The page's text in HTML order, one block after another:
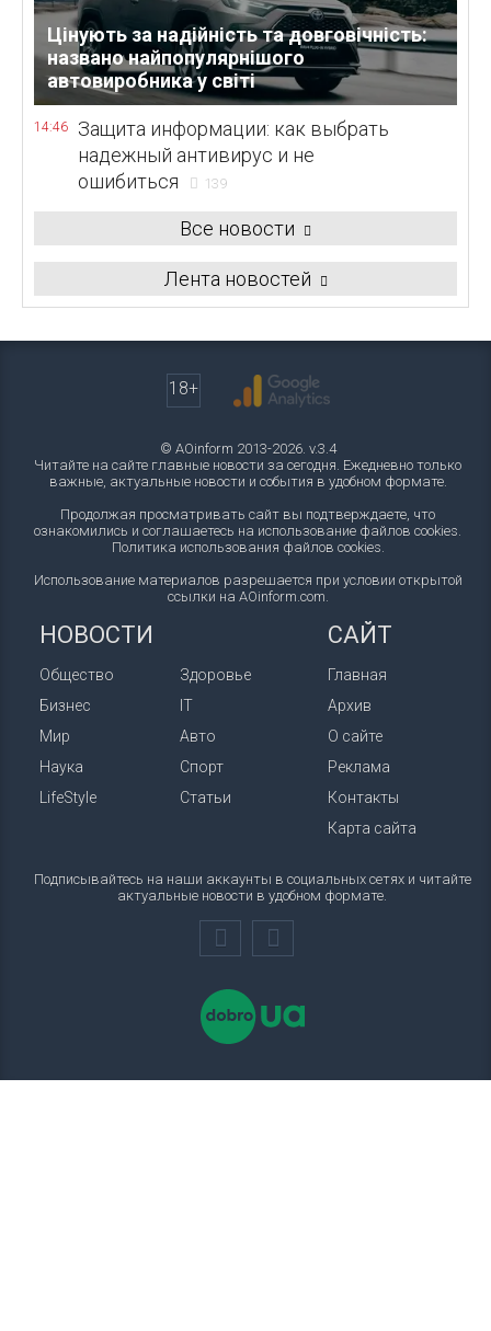
Цінують за надійність та довговічність:
названо найпопулярнішого
автовиробника у світі
14:46
Защита информации: как выбрать
надежный антивирус и не
ошибиться
139
Все новости
Лента новостей
18+
© AOinform 2013-2026. v.3.4
Читайте на сайте главные новости за сегодня. Ежедневно только
важные, актуальные новости и события в удобном формате.
Продолжая просматривать сайт вы подтверждаете, что
ознакомились и соглашаетесь на использование файлов cookies.
Политика использования файлов cookies.
Использование материалов разрешается при условии открытой
ссылки на AOinform.com.
НОВОСТИ
Общество
Бизнес
Мир
Наука
LifeStyle
Здоровье
IT
Авто
Спорт
Статьи
САЙТ
Главная
Архив
О сайте
Реклама
Контакты
Карта сайта
Подписывайтесь на наши аккаунты в социальных сетях и читайте
актуальные новости в удобном формате.